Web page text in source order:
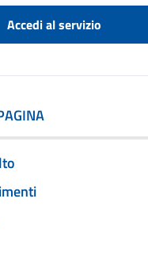
Accedi al servizio